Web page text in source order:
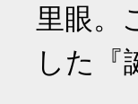
里眼。
した